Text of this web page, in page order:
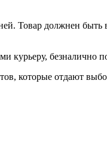
Товар должнен
безналично
которые отдают